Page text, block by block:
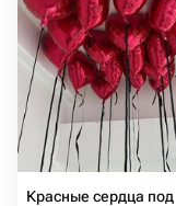
Красные сердца под